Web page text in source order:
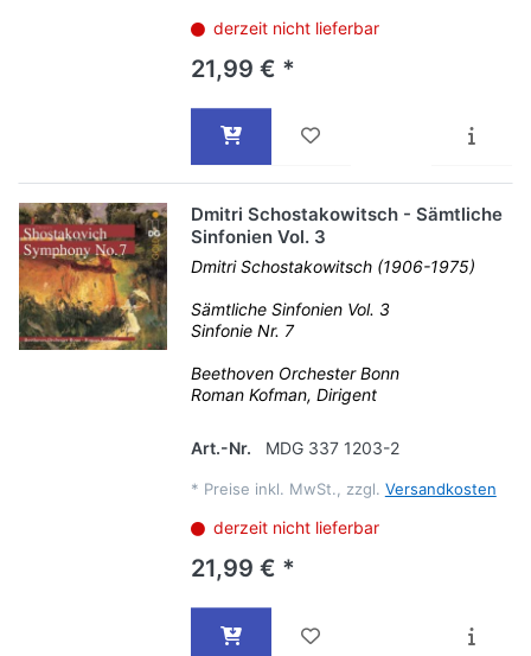
derzeit nicht lieferbar
21,99 € *
Dmitri Schostakowitsch - Sämtliche
Sinfonien Vol. 3
Dmitri Schostakowitsch (1906-1975)
Sämtliche Sinfonien Vol. 3
Sinfonie Nr. 7
Beethoven Orchester Bonn
Roman Kofman, Dirigent
Art.-Nr. MDG 337 1203-2
* Preise inkl. MwSt., zzgl. Versandkosten
derzeit nicht lieferbar
21,99 € *